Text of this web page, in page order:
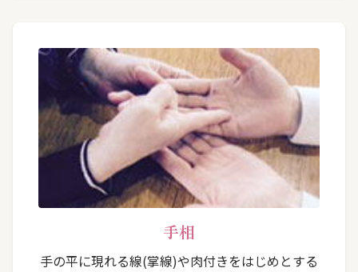
手相
手の平に現れる線(掌線)や肉付きをはじめとする